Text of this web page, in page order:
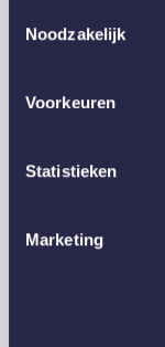
Noodzakelijk
Voorkeuren
Statistieken
Marketing